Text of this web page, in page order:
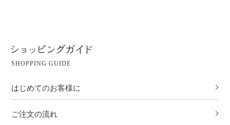
SHOPPING GUIDE
はじめてのお客様に
ご注文の流れ